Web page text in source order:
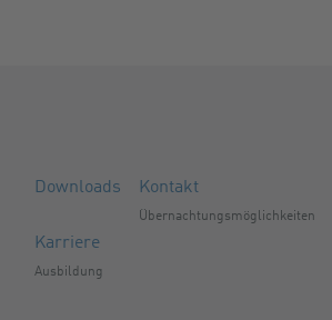
Downloads Kontakt
Übernachtungsmöglichkeiten
Karriere
Ausbildung